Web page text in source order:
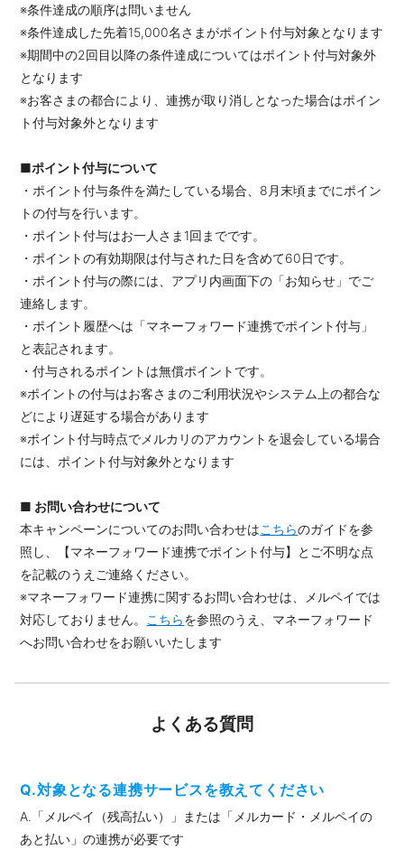
※条件達成の順序は問いません
※条件達成した先着15,000名さまがポイント付与対象となります
※期間中の2回目以降の条件達成についてはポイント付与対象外
となります
※お客さまの都合により、連携が取り消しとなった場合はポイン
ト付与対象外となります
■ポイント付与について
・ポイント付与条件を満たしている場合、8月末頃までにポイン
トの付与を行います。
・ポイント付与はお一人さま1回までです。
・ポイントの有効期限は付与された日を含めて60日です。
・ポイント付与の際には、アプリ内画面下の「お知らせ」でご
連絡します。
・ポイント履歴へは「マネーフォワード連携でポイント付与」
と表記されます。
・付与されるポイントは無償ポイントです。
※ポイントの付与はお客さまのご利用状況やシステム上の都合な
どにより遅延する場合があります
※ポイント付与時点でメルカリのアカウントを退会している場合
には、ポイント付与対象外となります
■ お問い合わせについて
本キャンペーンについてのお問い合わせはこちらのガイドを参
照し、【マネーフォワード連携でポイント付与】とご不明な点
を記載のうえご連絡ください。
※マネーフォワード連携に関するお問い合わせは、メルペイでは
対応しておりません。 こちらを参照のうえ、マネーフォワード
へお問い合わせをお願いいたします
よくある質問
Q.対象となる連携サービスを教えてください
A.「メルペイ（残高払い）」または「メルカード・メルペイの
あと払い」の連携が必要です